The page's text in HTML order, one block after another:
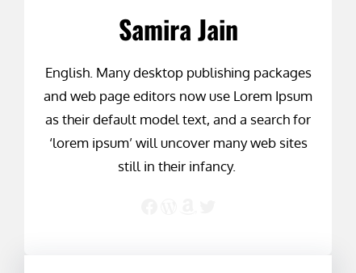
Samira Jain
English. Many desktop publishing packages
and web page editors now use Lorem Ipsum
as their default model text, and a search for
‘lorem ipsum’ will uncover many web sites
still in their infancy.